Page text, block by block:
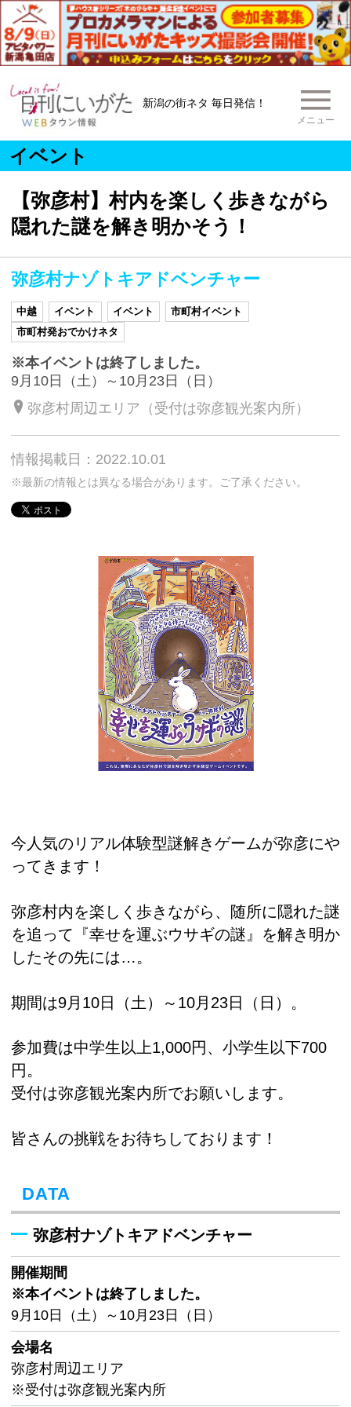
新潟の街ネタ 毎日発信！
メニュー
イベント
【弥彦村】村内を楽しく歩きながら
隠れた謎を解き明かそう！
弥彦村ナゾトキアドベンチャー
中越 イベント イベント
市町村イベント
市町村発おでかけネタ
※本イベントは終了しました。
9月10日（土）～10月23日（日）
弥彦村周辺エリア（受付は弥彦観光案内所）
情報掲載日：2022.10.01
※最新の情報とは異なる場合があります。ご了承ください。
今人気のリアル体験型謎解きゲームが弥彦にや
ってきます！
弥彦村内を楽しく歩きながら、随所に隠れた謎
を追って『幸せを運ぶウサギの謎』を解き明か
したその先には…。
期間は9月10日（土）～10月23日（日）。
参加費は中学生以上1,000円、小学生以下700
円。
受付は弥彦観光案内所でお願いします。
皆さんの挑戦をお待ちしております！
DATA
弥彦村ナゾトキアドベンチャー
開催期間
※本イベントは終了しました。
9月10日（土）～10月23日（日）
会場名
弥彦村周辺エリア
※受付は弥彦観光案内所